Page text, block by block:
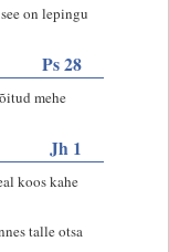
on lepingu
Ps 28
mehe
Jh 1
koos kahe
talle otsa